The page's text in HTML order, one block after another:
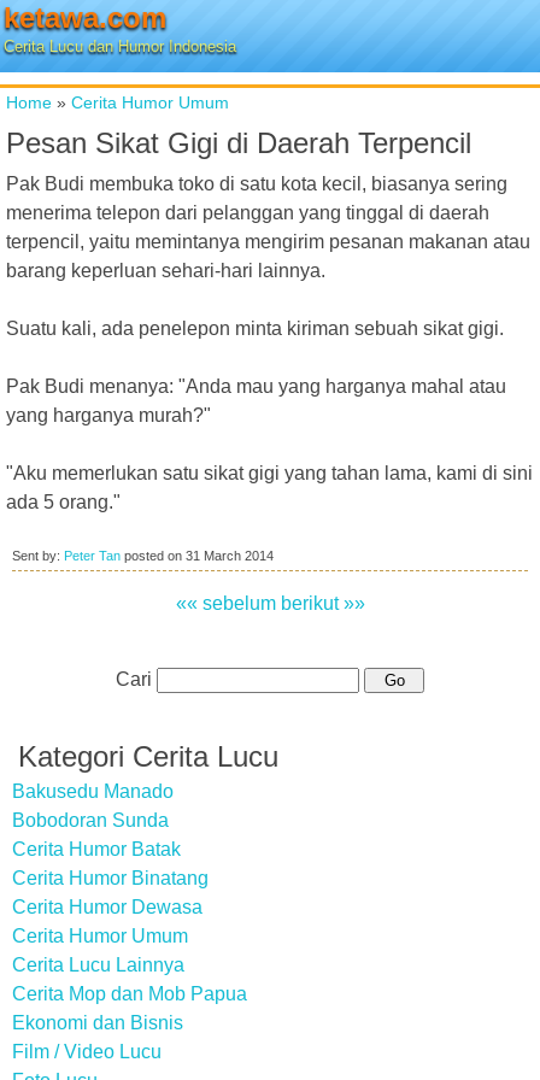
ketawa.com
Cerita Lucu dan Humor Indonesia
Home » Cerita Humor Umum
Pesan Sikat Gigi di Daerah Terpencil
Pak Budi membuka toko di satu kota kecil, biasanya sering
menerima telepon dari pelanggan yang tinggal di daerah
terpencil, yaitu memintanya mengirim pesanan makanan atau
barang keperluan sehari-hari lainnya.
Suatu kali, ada penelepon minta kiriman sebuah sikat gigi.
Pak Budi menanya: "Anda mau yang harganya mahal atau
yang harganya murah?"
"Aku memerlukan satu sikat gigi yang tahan lama, kami di sini
ada 5 orang."
Sent by: Peter Tan posted on 31 March 2014
«« sebelum berikut »»
Cari
Kategori Cerita Lucu
Bakusedu Manado
Bobodoran Sunda
Cerita Humor Batak
Cerita Humor Binatang
Cerita Humor Dewasa
Cerita Humor Umum
Cerita Lucu Lainnya
Cerita Mop dan Mob Papua
Ekonomi dan Bisnis
Film / Video Lucu